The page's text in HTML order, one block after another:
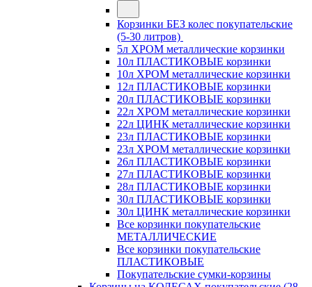
Корзинки БЕЗ колес покупательские
(5-30 литров)
5л ХРОМ металлические корзинки
10л ПЛАСТИКОВЫЕ корзинки
10л ХРОМ металлические корзинки
12л ПЛАСТИКОВЫЕ корзинки
20л ПЛАСТИКОВЫЕ корзинки
22л ХРОМ металлические корзинки
22л ЦИНК металлические корзинки
23л ПЛАСТИКОВЫЕ корзинки
23л ХРОМ металлические корзинки
26л ПЛАСТИКОВЫЕ корзинки
27л ПЛАСТИКОВЫЕ корзинки
28л ПЛАСТИКОВЫЕ корзинки
30л ПЛАСТИКОВЫЕ корзинки
30л ЦИНК металлические корзинки
Все корзинки покупательские
МЕТАЛЛИЧЕСКИЕ
Все корзинки покупательские
ПЛАСТИКОВЫЕ
Покупательские сумки-корзины